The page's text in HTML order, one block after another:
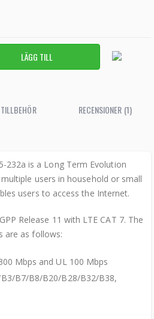
TILLBEHÖR RECENSIONER (1)
232a is a Long Term Evolution
users in household or small
users to access the Internet.
Release 11 with LTE CAT 7. The
are as follows:
Mbps and UL 100 Mbps
B7/B8/B20/B28/B32/B38,